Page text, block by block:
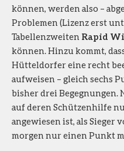
können, werden also –
Problemen (Lizenz erst
Tabellenzweiten Rapid
können. Hinzu kommt,
Hütteldorfer eine recht
aufweisen – gleich sechs
bisher drei Begegnungen.
auf deren Schützenhilfe
angewiesen ist, als Sieger
morgen nur einen Punkt